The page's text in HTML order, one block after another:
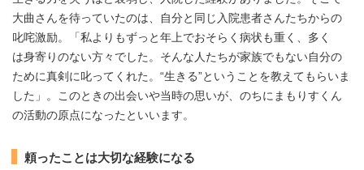
大曲さんを待っていたのは、自分と同じ入院患者さんたちからの
叱咤激励。「私よりもずっと年上でおそらく病状も重く、多く
は身寄りのない方々でした。そんな人たちが家族でもない自分の
ために真剣に叱ってくれた。“生きる”ということを教えてもらいま
した」。このときの出会いや当時の思いが、のちにまもりすくん
の活動の原点になったといいます。
頼ったことは大切な経験になる